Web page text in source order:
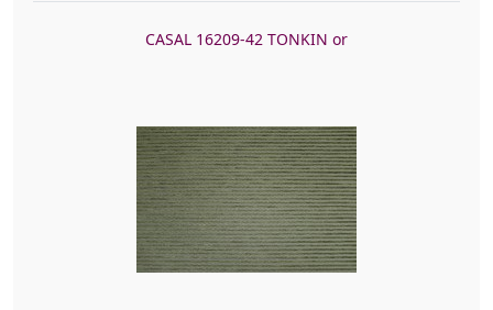
CASAL 16209-42 TONKIN or